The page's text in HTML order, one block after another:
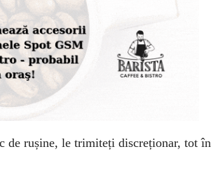
de rușine, le trimiteți discreționar, tot în